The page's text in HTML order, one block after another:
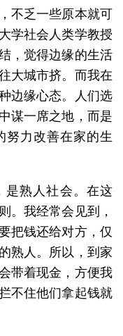
不乏一些原本就可
学社会人类学教授
，觉得边缘的生活
大城市挤。而我在
边缘心态。人们选
谋一席之地，而是
努力改善在家的生
是熟人社会。在这
。我经常会见到，
把钱还给对方，仅
熟人。所以，到家
带着现金，方便我
不住他们拿起钱就